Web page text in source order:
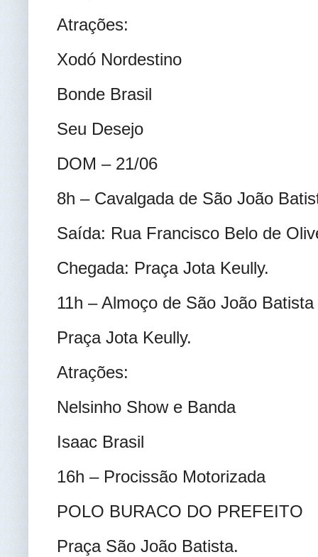
Atrações:
Xodó Nordestino
Bonde Brasil
Seu Desejo
DOM – 21/06
8h – Cavalgada de São João
Saída: Rua Francisco Belo de
Chegada: Praça Jota Keully.
11h – Almoço de São João Batista
Praça Jota Keully.
Atrações:
Nelsinho Show e Banda
Isaac Brasil
16h – Procissão Motorizada
POLO BURACO DO PREFEITO
Praça São João Batista.